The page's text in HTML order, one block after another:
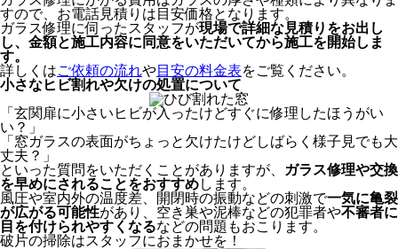
すので、お電話見積りは目安価格となります。
ガラス修理に伺ったスタッフが現場で詳細な見積りをお出し
し、 金額と施工内容に同意をいただいてから施工を開始しま
す。
詳しくはご依頼の流れや目安の料金表をご覧ください。
小さなヒビ割れや欠けの処置について
「玄関扉に小さいヒビが入ったけどすぐに修理したほうがい
い？」
「窓ガラスの表面がちょっと欠けたけどしばらく様子見でも大
丈夫？」
といった質問をいただくことがありますが、
ガラス修理や交換
を早めにされることをおすすめします。
風圧や室内外の温度差、開閉時の振動などの刺激で一気に亀裂
が広がる可能性があり、空き巣や泥棒などの犯罪者や不審者に
目を付けられやすくなるなどの問題もおこります。
破片の掃除はスタッフにおまかせを！